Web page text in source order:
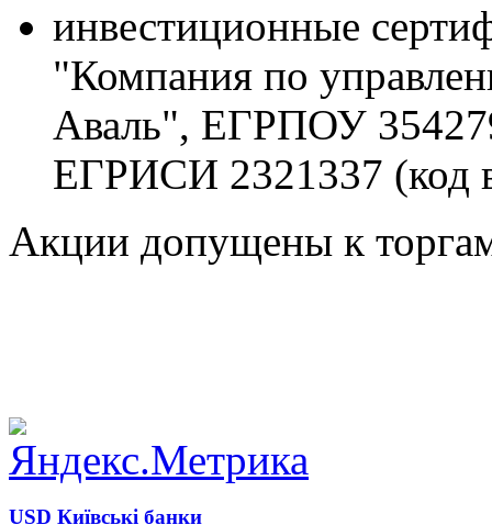
инвестиционные
"Компания по
Аваль", ЕГРПОУ
ЕГРИСИ 2321337 (код
Акции допущены к
USD Київські банки